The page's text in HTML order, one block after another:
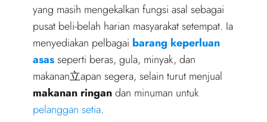
yang masih mengekalkan fungsi asal sebagai
pusat beli-belah harian masyarakat setempat. Ia
menyediakan pelbagai barang keperluan
asasseperti beras, gula, minyak, dan
makanan立apan segera, selain turut menjual
makanan ringandan minuman untuk
pelanggan setia.